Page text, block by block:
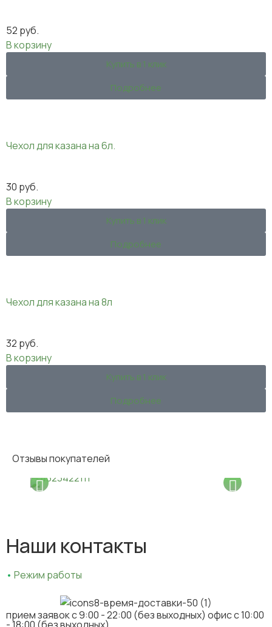
52 руб.
В корзину
Купить в 1 клик
Подробнее
Чехол для казана на 6л.
30 руб.
В корзину
Купить в 1 клик
Подробнее
Чехол для казана на 8л
32 руб.
В корзину
Купить в 1 клик
Подробнее
Отзывы покупателей
Наши контакты
• Режим работы
прием заявок c 9:00 - 22:00 (без выходных) офис с 10:00